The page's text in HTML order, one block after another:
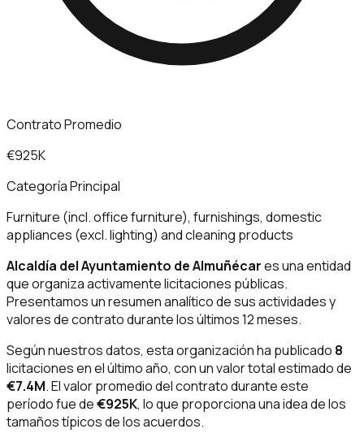
Contrato Promedio
€925K
Categoría Principal
Furniture (incl. office furniture), furnishings, domestic
appliances (excl. lighting) and cleaning products
Alcaldía del Ayuntamiento de Almuñécares una entidad
que organiza activamente licitaciones públicas.
Presentamos un resumen analítico de sus actividades y
valores de contrato durante los últimos 12 meses.
Según nuestros datos, esta organización ha publicado 8
licitaciones en el último año, con un valor total estimado de
€7.4M. El valor promedio del contrato durante este
período fue de€925K, lo que proporciona una idea de los
tamaños típicos de los acuerdos.